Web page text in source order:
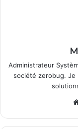
Administrateur
société zerobug. Je